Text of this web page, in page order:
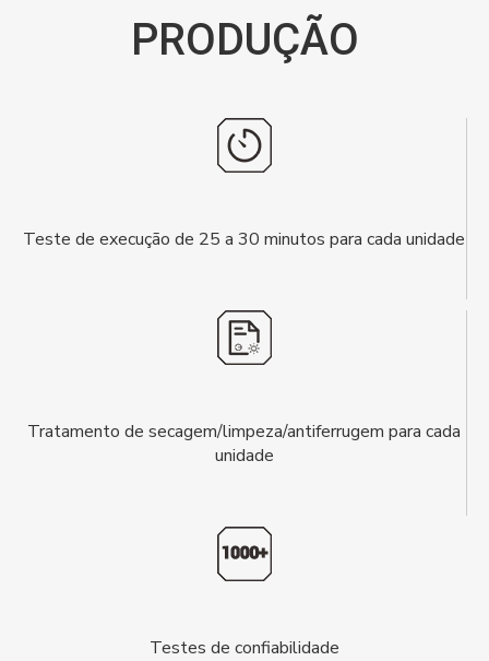
PRODUÇÃO
Teste de execução de 25 a 30 minutos para cada unidade
Tratamento de secagem/limpeza/antiferrugem para cada
unidade
Testes de confiabilidade